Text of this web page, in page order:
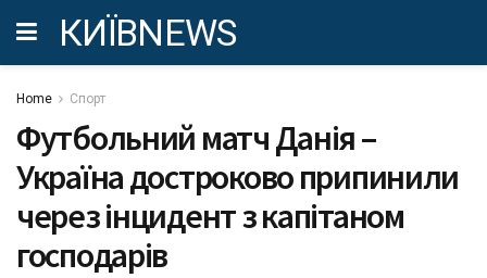
КИЇВNEWS
Home Спорт
Футбольний матч Данія –
Україна достроково припинили
через інцидент з капітаном
господарів